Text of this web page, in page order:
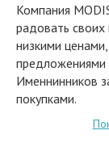
Компания
радовать своих
низкими
предложениями
Именнинников
покупками.
С 1 января 2019
покупке в сети